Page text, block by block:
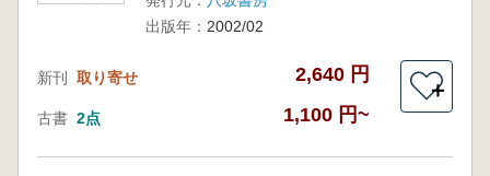
出版年： 2002/02
新刊 取り寄せ 2,640 円
古書 2点 1,100 円~
＋